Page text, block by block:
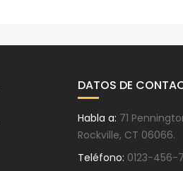
DATOS DE
Habla a: 71
Rockville, CT 06066.
Teléfono: 0123-456-